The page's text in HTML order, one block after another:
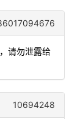
请勿泄露给
10694248